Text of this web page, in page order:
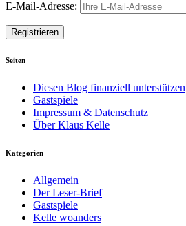
E-Mail-Adresse:
Seiten
Diesen Blog finanziell unterstützen
Gastspiele
Impressum & Datenschutz
Über Klaus Kelle
Kategorien
Allgemein
Der Leser-Brief
Gastspiele
Kelle woanders